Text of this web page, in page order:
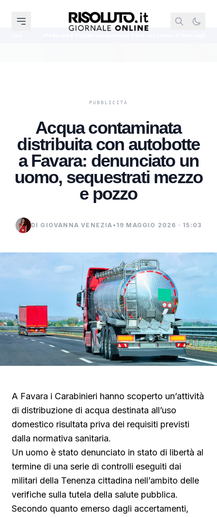
Acqua contaminata
distribuita con autobotte
a Favara: denunciato un
uomo, sequestrati mezzo
e pozzo
DI GIOVANNA VENEZIA • 19 MAGGIO 2026 · 15:03
A Favara i Carabinieri hanno scoperto un’attività
di distribuzione di acqua destinata all’uso
domestico risultata priva dei requisiti previsti
dalla normativa sanitaria.
Un uomo è stato denunciato in stato di libertà al
termine di una serie di controlli eseguiti dai
militari della Tenenza cittadina nell’ambito delle
verifiche sulla tutela della salute pubblica.
Secondo quanto emerso dagli accertamenti,